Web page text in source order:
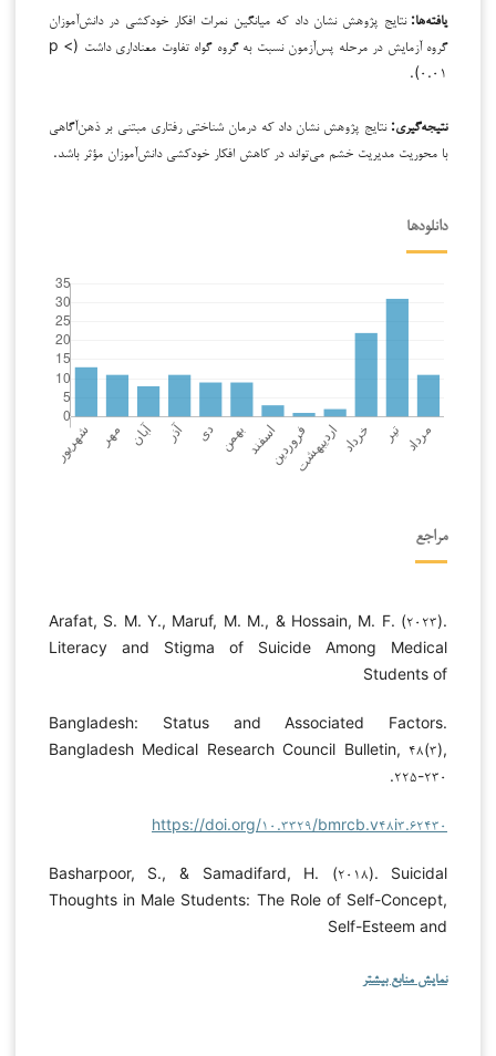
یافته‌ها:نتایج پژوهش نشان داد که میانگین نمرات افکار خودکشی در دانش‌آموزان
گروه آزمایش در مرحله پس‌آزمون نسبت به گروه گواه تفاوت معناداری داشت (p <
۰.۰۱).
نتیجه‌گیری: نتایج پژوهش نشان داد که درمان شناختی رفتاری مبتنی بر ذهن‌آگاهی
با محوریت مدیریت خشم می‌تواند در کاهش افکار خودکشی دانش‌آموزان مؤثر باشد.
دانلودها
مراجع
Arafat, S. M. Y., Maruf, M. M., & Hossain, M. F. (۲۰۲۳).
Literacy and Stigma of Suicide Among Medical
Students of
Bangladesh: Status and Associated Factors.
Bangladesh Medical Research Council Bulletin, ۴۸(۳),
۲۲۵-۲۳۰.
https://doi.org/۱۰.۳۳۲۹/bmrcb.v۴۸i۳.۶۲۴۳۰
Basharpoor, S., & Samadifard, H. (۲۰۱۸). Suicidal
Thoughts in Male Students: The Role of Self-Concept,
Self-Esteem and
نمایش منابع بیشتر